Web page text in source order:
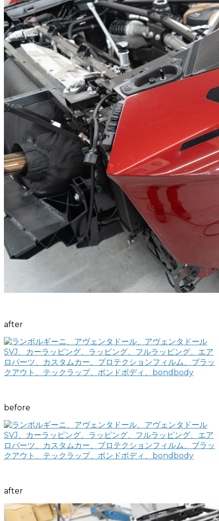
after
before
after